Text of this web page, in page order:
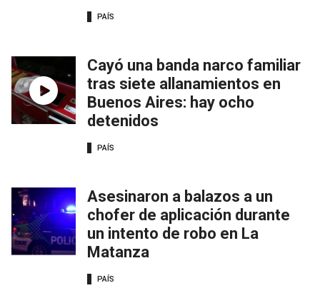
PAÍS
Cayó una banda narco familiar
tras siete allanamientos en
Buenos Aires: hay ocho
detenidos
PAÍS
Asesinaron a balazos a un
chofer de aplicación durante
un intento de robo en La
Matanza
PAÍS